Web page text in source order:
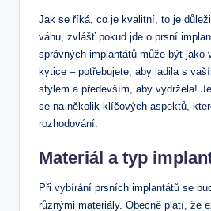
Jak se říká, co je kvalitní, to je
váhu, zvlášť pokud jde o prsní
správných implantátů může být jako
kytice – potřebujete, aby ladila s
stylem a především, aby vydržela!
se na několik klíčových aspektů,
rozhodování.
Materiál a typ
Při vybírání prsních implantátů se
různými materiály. Obecně platí, že